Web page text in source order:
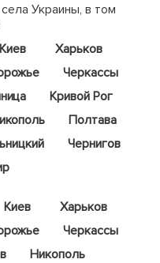
Украины, в том
Киев
Харьков
Черкассы
Кривой Рог
Полтава
Чернигов
Киев
Харьков
Черкассы
Никополь